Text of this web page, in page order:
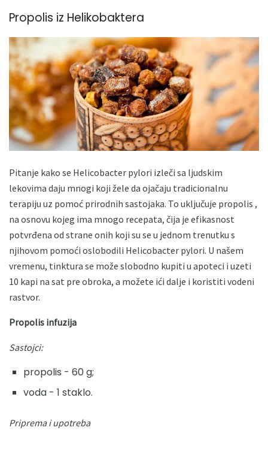
Propolis iz Helikobaktera
Pitanje kako se Helicobacter pylori izleči sa ljudskim
lekovima daju mnogi koji žele da ojačaju tradicionalnu
terapiju uz pomoć prirodnih sastojaka. To uključuje propolis ,
na osnovu kojeg ima mnogo recepata, čija je efikasnost
potvrđena od strane onih koji su se u jednom trenutku s
njihovom pomoći oslobodili Helicobacter pylori. U našem
vremenu, tinktura se može slobodno kupiti u apoteci i uzeti
10 kapi na sat pre obroka, a možete ići dalje i koristiti vodeni
rastvor.
Propolis infuzija
Sastojci:
propolis - 60 g;
voda - 1 staklo.
Priprema i upotreba